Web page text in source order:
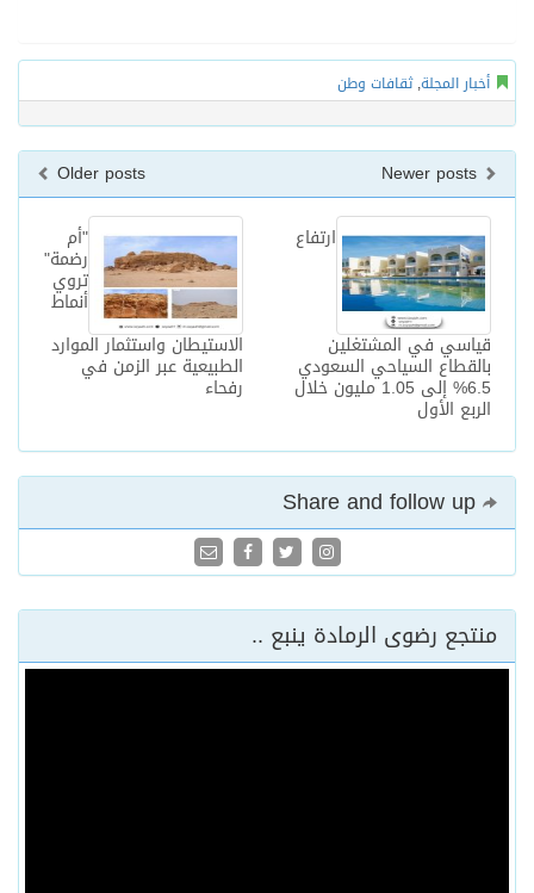
أخبار المجلة,ثقافات وطن
Older posts
"أم
رضمة"
تروي
أنماط
الاستيطان واستثمار الموارد
الطبيعية عبر الزمن في
رفحاء
ارتفاع
قياسي في المشتغلين
بالقطاع السياحي السعودي
6.5% إلى 1.05 مليون خلال
الربع الأول
منتجع رضوى الرمادة ينبع ..